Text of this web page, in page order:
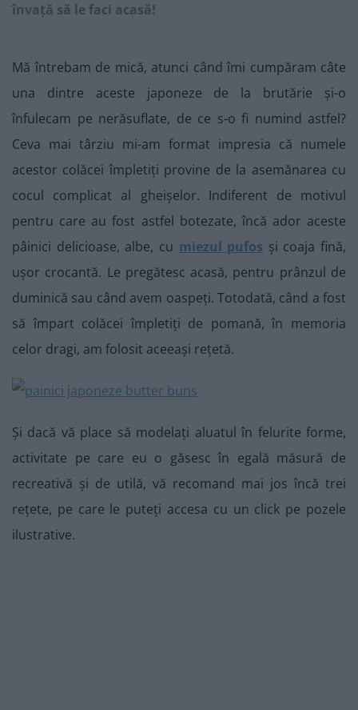
învață să le faci acasă!
Mă întrebam de mică, atunci când îmi cumpăram câte
una dintre aceste japoneze de la brutărie și-o
înfulecam pe nerăsuflate, de ce s-o fi numind astfel?
Ceva mai târziu mi-am format impresia că numele
acestor colăcei împletiți provine de la asemănarea cu
cocul complicat al gheișelor. Indiferent de motivul
pentru care au fost astfel botezate, încă ador aceste
pâinici delicioase, albe, cu miezul pufos și coaja fină,
ușor crocantă. Le pregătesc acasă, pentru prânzul de
duminică sau când avem oaspeți. Totodată, când a fost
să împart colăcei împletiți de pomană, în memoria
celor dragi, am folosit aceeași rețetă.
Și dacă vă place să modelați aluatul în felurite forme,
activitate pe care eu o găsesc în egală măsură de
recreativă și de utilă, vă recomand mai jos încă trei
rețete, pe care le puteți accesa cu un click pe pozele
ilustrative.